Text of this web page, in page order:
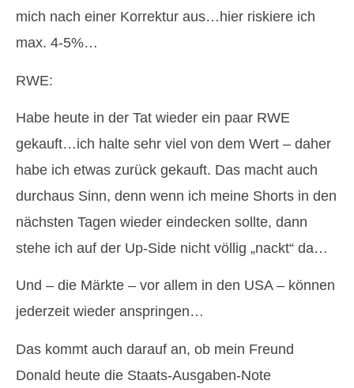
mich nach einer Korrektur aus…hier riskiere ich
max. 4-5%…
RWE:
Habe heute in der Tat wieder ein paar RWE
gekauft…ich halte sehr viel von dem Wert – daher
habe ich etwas zurück gekauft. Das macht auch
durchaus Sinn, denn wenn ich meine Shorts in den
nächsten Tagen wieder eindecken sollte, dann
stehe ich auf der Up-Side nicht völlig „nackt“ da…
Und – die Märkte – vor allem in den USA – können
jederzeit wieder anspringen…
Das kommt auch darauf an, ob mein Freund
Donald heute die Staats-Ausgaben-Note